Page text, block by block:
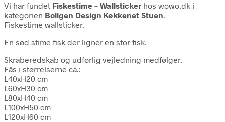
Vi har fundet Fiskestime – Wallsticker hos wowo.dk i
kategorien Boligen Design Køkkenet Stuen.
Fiskestime wallsticker.
En sød stime fisk der ligner en stor fisk.
Skraberedskab og udførlig vejledning medfølger.
Fås i størrelserne ca.:
L40xH20 cm
L60xH30 cm
L80xH40 cm
L100xH50 cm
L120xH60 cm